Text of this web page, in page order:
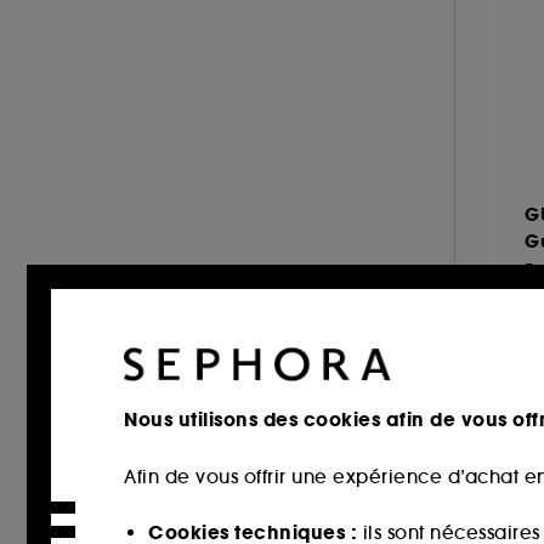
L'ARTISAN PARFUMEUR (35)
LANCÔME (25)
LE MONDE GOURMAND (12)
LOLITA LEMPICKA (12)
MAISON MARGIELA (4)
MIU MIU (6)
Marin (14)
Nous utilisons des cookies afin de vous
Afin de vous offrir une expérience d’achat
Cookies techniques : ils sont